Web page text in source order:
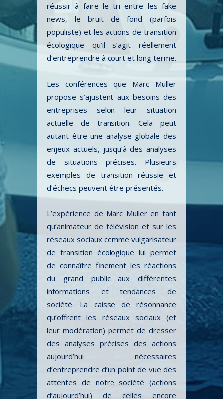
réussir à faire le tri entre les fake
news, le bruit de fond (parfois
populiste) et les actions de transition
écologique qu’il s’agit réellement
d’entreprendre à court et long terme.
Les conférences que Marc Muller
propose s’ajustent aux besoins des
entreprises selon leur situation
actuelle de transition. Cela peut
autant être une analyse globale des
enjeux actuels, jusqu’à des analyses
de situations précises. Plusieurs
exemples de transition réussie et
d’échecs peuvent être présentés.
L’expérience de Marc Muller en tant
qu’animateur de télévision et sur les
réseaux sociaux comme vulgarisateur
de transition écologique lui permet
de connaître finement les réactions
du grand public aux différentes
informations et tendances de
société. La caisse de résonnance
qu’offrent les réseaux sociaux (et
leur modération) permet de dresser
des analyses précises des actions
aujourd’hui nécessaires
d’entreprendre d’un point de vue des
attentes de notre société (actions
d’aujourd’hui) de celles encore